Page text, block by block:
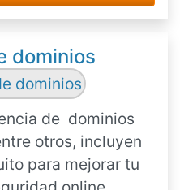
dominios
de dominios
otros, incluyen
para mejorar tu